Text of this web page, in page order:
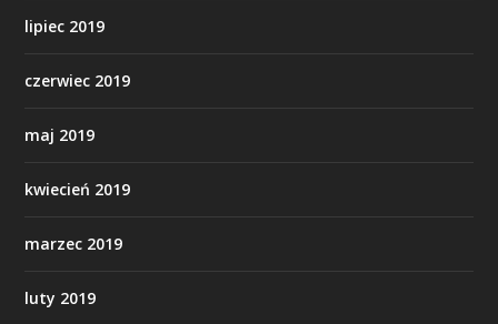
lipiec 2019
czerwiec 2019
maj 2019
kwiecień 2019
marzec 2019
luty 2019